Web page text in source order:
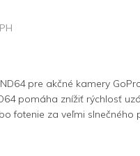
pre akčné kamery
pomáha znížiť rýchlosť
fotenie za veľmi slnečného